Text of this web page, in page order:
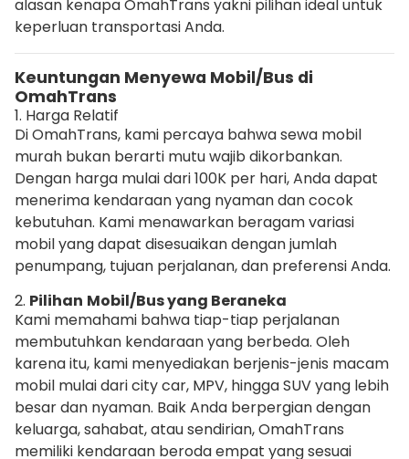
alasan kenapa OmahTrans yakni pilihan ideal untuk
keperluan transportasi Anda.
Keuntungan Menyewa Mobil/Bus di
OmahTrans
1. Harga Relatif
Di OmahTrans, kami percaya bahwa sewa mobil
murah bukan berarti mutu wajib dikorbankan.
Dengan harga mulai dari 100K per hari, Anda dapat
menerima kendaraan yang nyaman dan cocok
kebutuhan. Kami menawarkan beragam variasi
mobil yang dapat disesuaikan dengan jumlah
penumpang, tujuan perjalanan, dan preferensi Anda.
2. Pilihan Mobil/Bus yang Beraneka
Kami memahami bahwa tiap-tiap perjalanan
membutuhkan kendaraan yang berbeda. Oleh
karena itu, kami menyediakan berjenis-jenis macam
mobil mulai dari city car, MPV, hingga SUV yang lebih
besar dan nyaman. Baik Anda berpergian dengan
keluarga, sahabat, atau sendirian, OmahTrans
memiliki kendaraan beroda empat yang sesuai